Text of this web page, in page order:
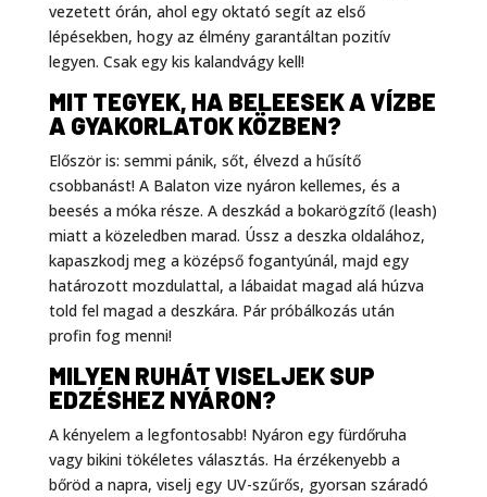
vezetett órán, ahol egy oktató segít az első
lépésekben, hogy az élmény garantáltan pozitív
legyen. Csak egy kis kalandvágy kell!
MIT TEGYEK, HA BELEESEK A VÍZBE
A GYAKORLATOK KÖZBEN?
Először is: semmi pánik, sőt, élvezd a hűsítő
csobbanást! A Balaton vize nyáron kellemes, és a
beesés a móka része. A deszkád a bokarögzítő (leash)
miatt a közeledben marad. Ússz a deszka oldalához,
kapaszkodj meg a középső fogantyúnál, majd egy
határozott mozdulattal, a lábaidat magad alá húzva
told fel magad a deszkára. Pár próbálkozás után
profin fog menni!
MILYEN RUHÁT VISELJEK SUP
EDZÉSHEZ NYÁRON?
A kényelem a legfontosabb! Nyáron egy fürdőruha
vagy bikini tökéletes választás. Ha érzékenyebb a
bőröd a napra, viselj egy UV-szűrős, gyorsan száradó